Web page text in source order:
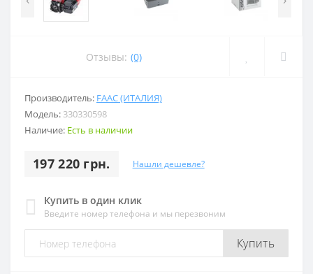
Отзывы: (0)
Производитель: FAAC (ИТАЛИЯ)
Модель: 330330598
Наличие: Есть в наличии
197 220 грн. Нашли дешевле?
Купить в один клик
Введите номер телефона и мы перезвоним
Купить